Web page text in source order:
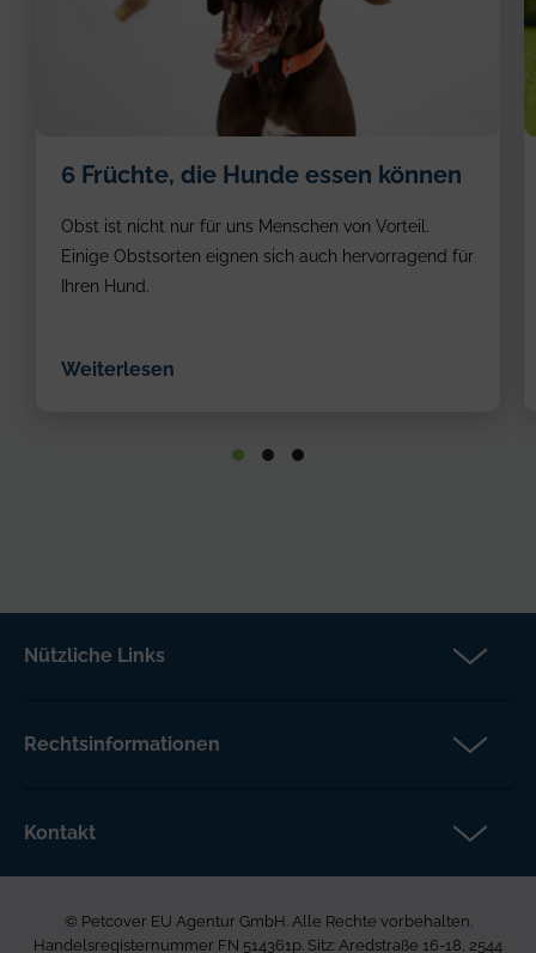
6 Früchte, die Hunde essen können
Obst ist nicht nur für uns Menschen von Vorteil.
Einige Obstsorten eignen sich auch hervorragend für
Ihren Hund.
Weiterlesen
Nützliche Links
FAQs DE
Karriere bei uns
Rechtsinformationen
Seitenverzeichnis
Kontakt
2544 Leobersdorf
© Petcover EU Agentur GmbH. Alle Rechte vorbehalten.
Handelsregisternummer FN 514361p. Sitz: Aredstraße 16-18, 2544